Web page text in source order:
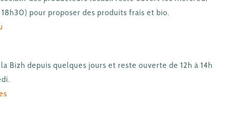
pour proposer des produits frais et bio.
Bizh depuis quelques jours et reste ouverte de 12h à 14h